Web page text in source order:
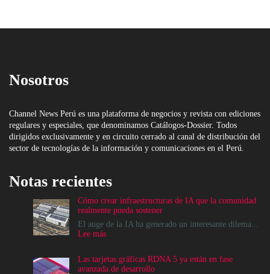
Nosotros
Channel News Perú es una plataforma de negocios y revista con ediciones
regulares y especiales, que denominamos Catálogos-Dossier. Todos
dirigidos exclusivamente y en circuito cerrado al canal de distribución del
sector de tecnologías de la información y comunicaciones en el Perú.
Notas recientes
Cómo crear infraestructuras de IA que la comunidad
realmente pueda sostener
El auge de la IA ha generado un interesante dilema...
Lee más:
infraestructuras
de
Las tarjetas gráficas RDNA 5 ya están en fase
avanzada de desarrollo